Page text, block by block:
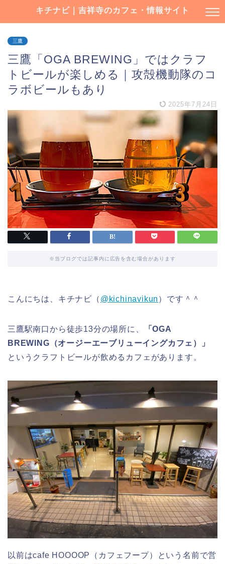
キチナビ｜吉祥寺のカフェ・情報サイト
三鷹
三鷹「OGA BREWING」ではクラフ
トビールが楽しめる｜攻殻機動隊のコ
ラボビールもあり
2025年7月24日
※当ブログでは記事内に広告を含む場合があります
こんにちは、キチナビ（ @kichinavikun ）です＾＾
三鷹駅南口から徒歩13分の場所に、
「OGA
BREWING（オージーエーブリューイングカフェ）」
というクラフトビールが飲めるカフェがあります。
以前はcafe HOOOOP（カフェフープ）という名前で営